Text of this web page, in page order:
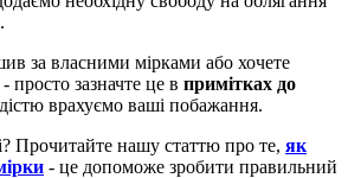
за власними мірками або хочете
просто зазначте це в примітках до
врахуємо ваші побажання.
Прочитайте нашу статтю про те, як
- це допоможе зробити правильний